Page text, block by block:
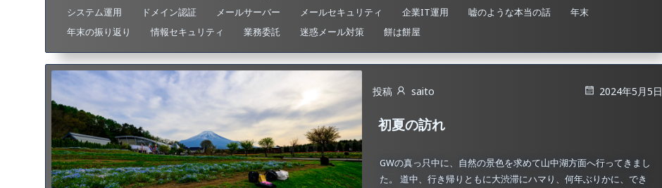
システム運用
ドメイン認証 メールサーバー メールセキュリティ 企業IT運用 嘘のような本当の話
年末
年末の振り返り
情報セキュリティ 業務委託 迷惑メール対策 餅は餅屋
投稿 saito 2024年5月5日
初夏の訪れ
GWの真っ只中に、自然の景色を求めて山中湖方面へ行ってきまし
た。 道中、行き帰りともに大渋滞にハマり、何年ぶりかに、でき